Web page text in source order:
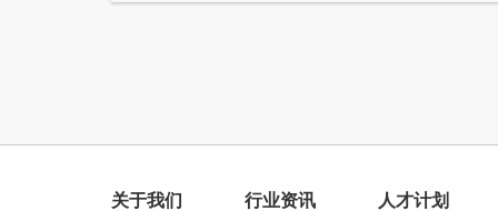
关于我们 行业资讯 人才计划